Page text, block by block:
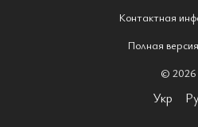
Контактная
Полная
© 2026
Укр